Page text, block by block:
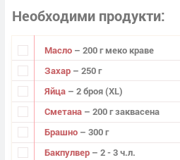
Необходими продукти
Масло – 200 г меко краве
Захар – 250 г
Яйца – 2 броя (ХL)
Сметана – 200 г заквасена
Брашно – 300 г
Бакпулвер – 2 - 3 ч.л.